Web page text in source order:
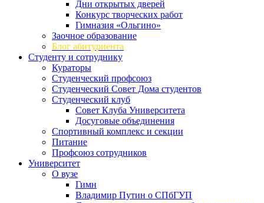
Дни открытых дверей
Конкурс творческих работ
Гимназия «Ольгино»
Заочное образование
Блог абитуриента
Студенту и сотруднику
Кураторы
Студенческий профсоюз
Студенческий Совет Дома студентов
Студенческий клуб
Совет Клуба Университета
Досуговые объединения
Спортивный комплекс и секции
Питание
Профсоюз сотрудников
Университет
О вузе
Гимн
Владимир Путин о СПбГУП